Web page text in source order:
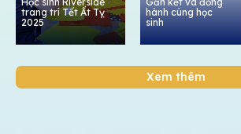
trang trí Tết Ất Tỵ
2025
hành cùng học
sinh
Xem thêm